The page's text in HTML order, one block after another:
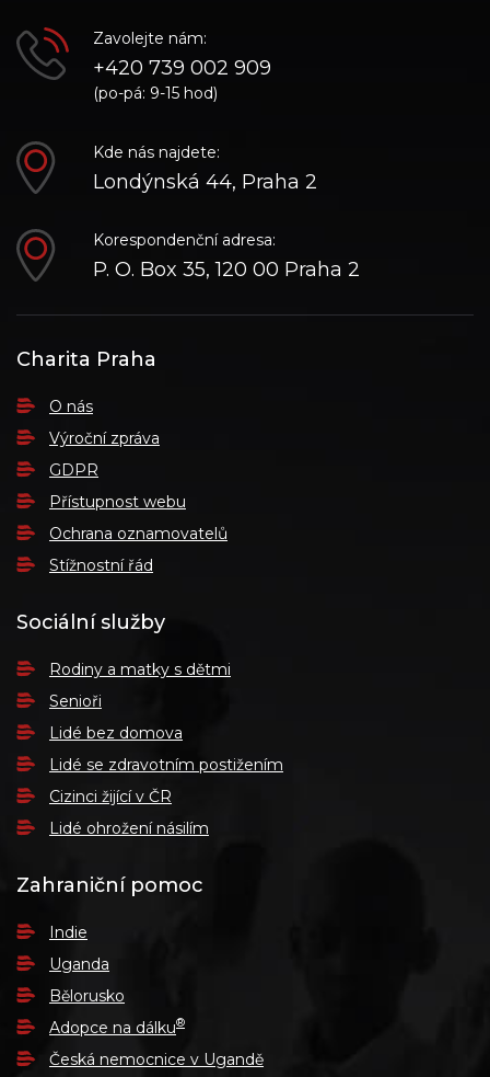
Zavolejte nám:
+420 739 002 909
(po-pá: 9-15 hod)
Kde nás najdete:
Londýnská 44, Praha 2
Korespondenční adresa:
P. O. Box 35, 120 00 Praha 2
Charita Praha
O nás
Výroční zpráva
GDPR
Přístupnost webu
Ochrana oznamovatelů
Stížnostní řád
Sociální služby
Rodiny a matky s dětmi
Senioři
Lidé bez domova
Lidé se zdravotním postižením
Cizinci žijící v ČR
Lidé ohrožení násilím
Zahraniční pomoc
Indie
Uganda
Bělorusko
Adopce na dálku®
Česká nemocnice v Ugandě